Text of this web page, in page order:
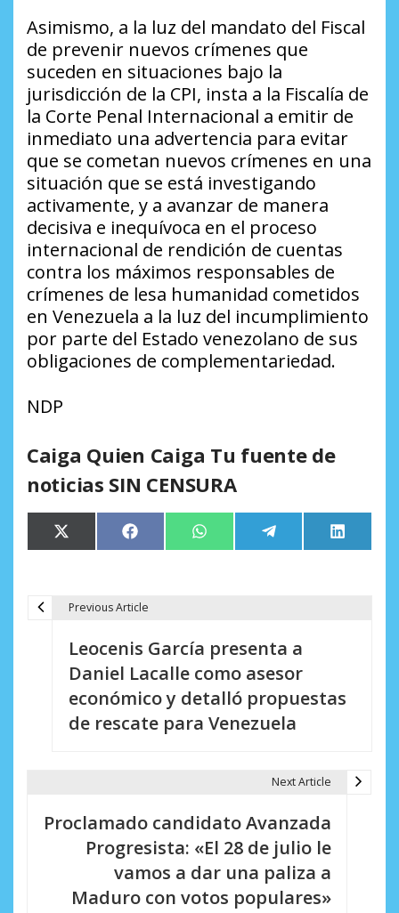
Asimismo, a la luz del mandato del Fiscal
de prevenir nuevos crímenes que
suceden en situaciones bajo la
jurisdicción de la CPI, insta a la Fiscalía de
la Corte Penal Internacional a emitir de
inmediato una advertencia para evitar
que se cometan nuevos crímenes en una
situación que se está investigando
activamente, y a avanzar de manera
decisiva e inequívoca en el proceso
internacional de rendición de cuentas
contra los máximos responsables de
crímenes de lesa humanidad cometidos
en Venezuela a la luz del incumplimiento
por parte del Estado venezolano de sus
obligaciones de complementariedad.
NDP
Caiga Quien Caiga Tu fuente de
noticias SIN CENSURA
Compartir
en
X
(Twitter)
Compartir
en
Facebook Compartir
en
WhatsApp Compartir
en
Telegram
en
LinkedIn
Previous Article
Leocenis García presenta a
Daniel Lacalle como asesor
económico y detalló propuestas
de rescate para Venezuela
Next Article
Proclamado candidato Avanzada
Progresista: «El 28 de julio le
vamos a dar una paliza a
Maduro con votos populares»